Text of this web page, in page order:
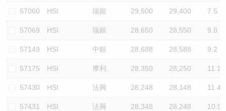
57060 HSI 瑞銀 29,500 29,400 7.5
57069 HSI 瑞銀 28,650 28,550 9.8
57149 HSI 中銀 28,688 28,588 9.2
57175 HSI 摩利 28,350 28,250 11.1
57430 HSI 法興 28,248 28,148 11.4
57431 HSI 法興 28,348 28,248 10.9